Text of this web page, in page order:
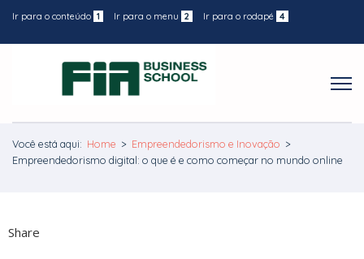
Ir para o conteúdo 1 Ir para o menu 2 Ir para o rodapé 4
Você está aqui: Home > Empreendedorismo e Inovação >
Empreendedorismo digital: o que é e como começar no mundo online
Share